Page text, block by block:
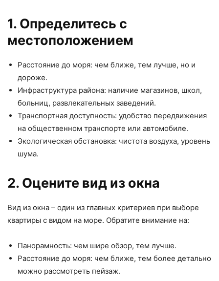
1. Определитесь с
местоположением
Расстояние до моря: чем ближе, тем лучше, но и
дороже.
Инфраструктура района: наличие магазинов, школ,
больниц, развлекательных заведений.
Транспортная доступность: удобство передвижения
на общественном транспорте или автомобиле.
Экологическая обстановка: чистота воздуха, уровень
шума.
2. Оцените вид из окна
Вид из окна – один из главных критериев при выборе
квартиры с видом на море. Обратите внимание на:
Панорамность: чем шире обзор, тем лучше.
Расстояние до моря: чем ближе, тем более детально
можно рассмотреть пейзаж.